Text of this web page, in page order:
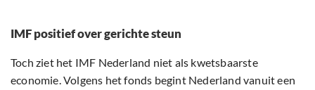
IMF positief over gerichte steun
Toch ziet het IMF Nederland niet als kwetsbaarste
economie. Volgens het fonds begint Nederland vanuit een